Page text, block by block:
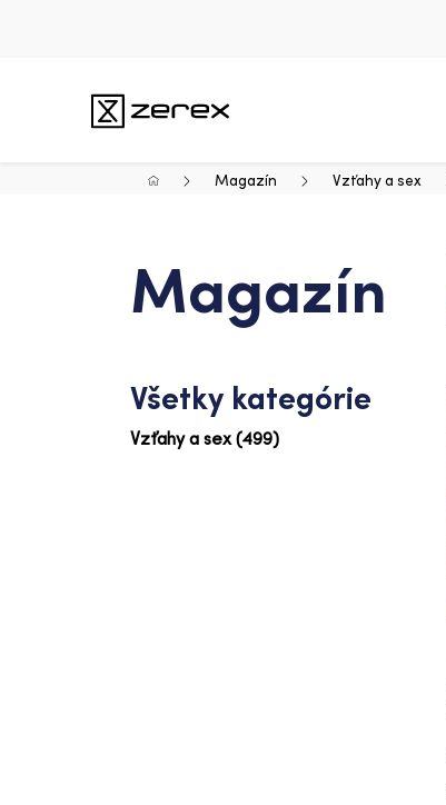
Magazín Vzťahy a sex
Magazín
Všetky kategórie
Vzťahy a sex (499)